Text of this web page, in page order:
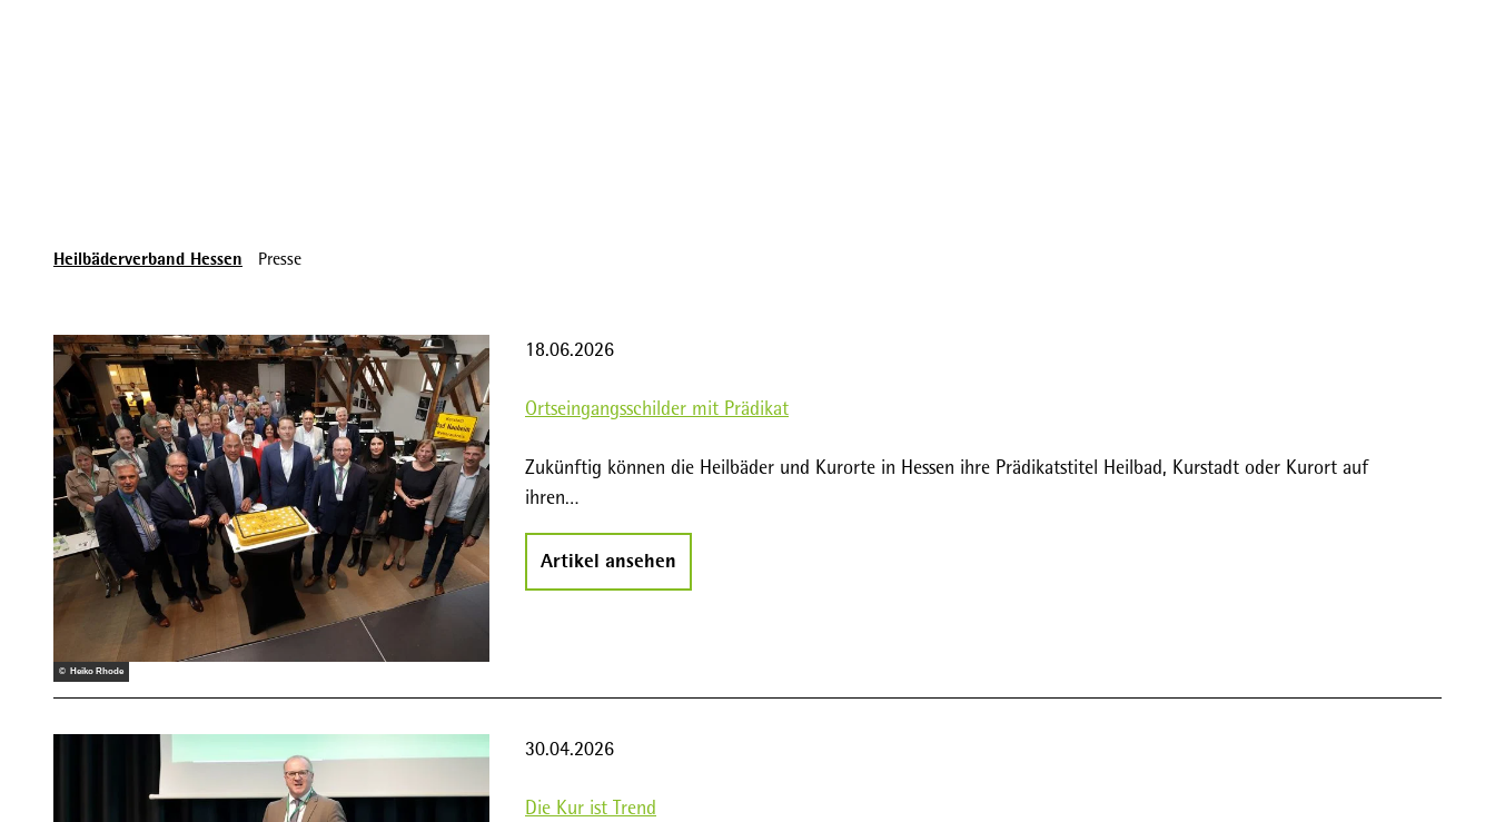
Heilbäderverband Hessen Presse
© Heiko Rhode
18.06.2026
Ortseingangsschilder mit Prädikat
Zukünftig können die Heilbäder und Kurorte in Hessen ihre Prädikatstitel Heilbad, Kurstadt oder Kurort auf
ihren…
Artikel ansehen
30.04.2026
Die Kur ist Trend